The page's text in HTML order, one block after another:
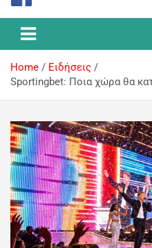
το Στοίχημα
Home
Ειδήσεις
Sportingbet: Ποια χώρα θα